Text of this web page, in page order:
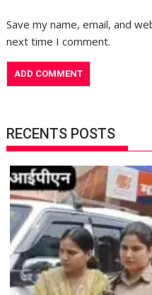
Save my name, email, and
next time I comment.
RECENTS POSTS